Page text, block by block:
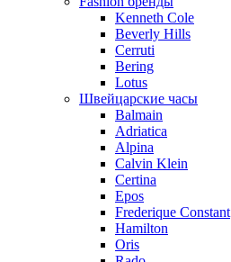
Kenneth Cole
Beverly Hills
Cerruti
Bering
Lotus
Швейцарские часы
Balmain
Adriatica
Alpina
Calvin Klein
Certina
Epos
Frederique Constant
Hamilton
Oris